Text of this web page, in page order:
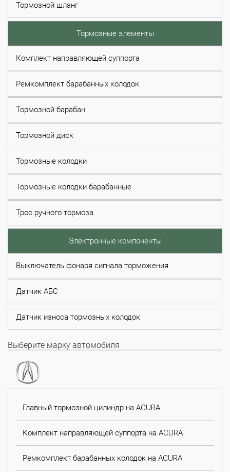
Тормозной шланг
Тормозные элементы
Комплект направляющей суппорта
Ремкомплект барабанных колодок
Тормозной барабан
Тормозной диск
Тормозные колодки
Тормозные колодки барабанные
Трос ручного тормоза
Электронные компоненты
Выключатель фонаря сигнала торможения
Датчик АБС
Датчик износа тормозных колодок
Выберите марку автомобиля
Главный тормозной цилиндр на ACURA
Комплект направляющей суппорта на ACURA
Ремкомплект барабанных колодок на ACURA